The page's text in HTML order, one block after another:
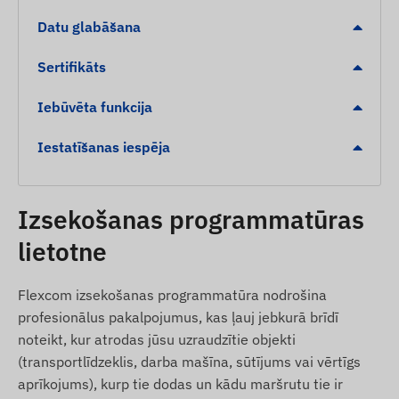
ja ierīce tiek noņemta no piestiprinātās metāla
virsmas.
drošībai.
Digitālā žoga (Geofencing) atstāšana vai
ierašanās noteiktā zonā (POI).
Iepakojuma saturs
Ningmore NT19S-E 4G LTE magnētiskais GPS
izsekotājs
USB uzlādes kabelis
Lietošanas pamācība
Datu glabāšana
Sertifikāts
Iebūvēta funkcija
Iestatīšanas iespēja
Izsekošanas programmatūras
lietotne
Flexcom izsekošanas programmatūra nodrošina
profesionālus pakalpojumus, kas ļauj jebkurā brīdī
noteikt, kur atrodas jūsu uzraudzītie objekti
(transportlīdzeklis, darba mašīna, sūtījums vai vērtīgs
aprīkojums), kurp tie dodas un kādu maršrutu tie ir